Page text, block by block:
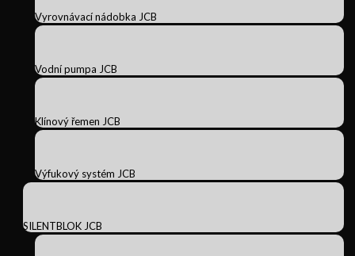
Vyrovnávací nádobka JCB
Vodní pumpa JCB
Klínový řemen JCB
Výfukový systém JCB
SILENTBLOK JCB